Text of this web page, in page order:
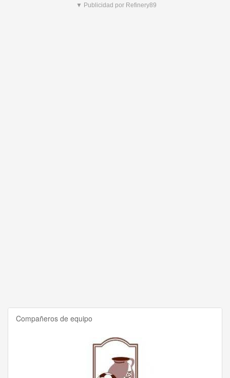
▼ Publicidad por Refinery89
Compañeros de equipo